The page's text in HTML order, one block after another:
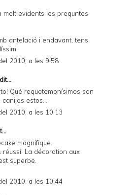
molt evidents les preguntes
antelació i endavant, tens
2010, a les 9:58
Qué requetemonísimos son
estos...
2010, a les 10:13
magnifique.
réussi. La décoration aux
superbe.
2010, a les 10:44